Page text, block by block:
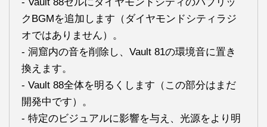
クBGMを追加します（ダイヤモンドシティラジ
オではありません）。
- 洞窟内の音を削除し、Vault 81の環境音に置き
換えます。
- Vault 88全体を明るくします（この部分はまだ
開発中です）。
- 特定のビジュアルに影響を与え、光源をより明